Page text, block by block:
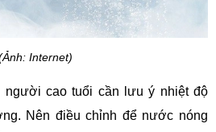
Internet)
người cao tuổi cần lưu ý nhiệt độ
Nên điều chỉnh để nước nóng